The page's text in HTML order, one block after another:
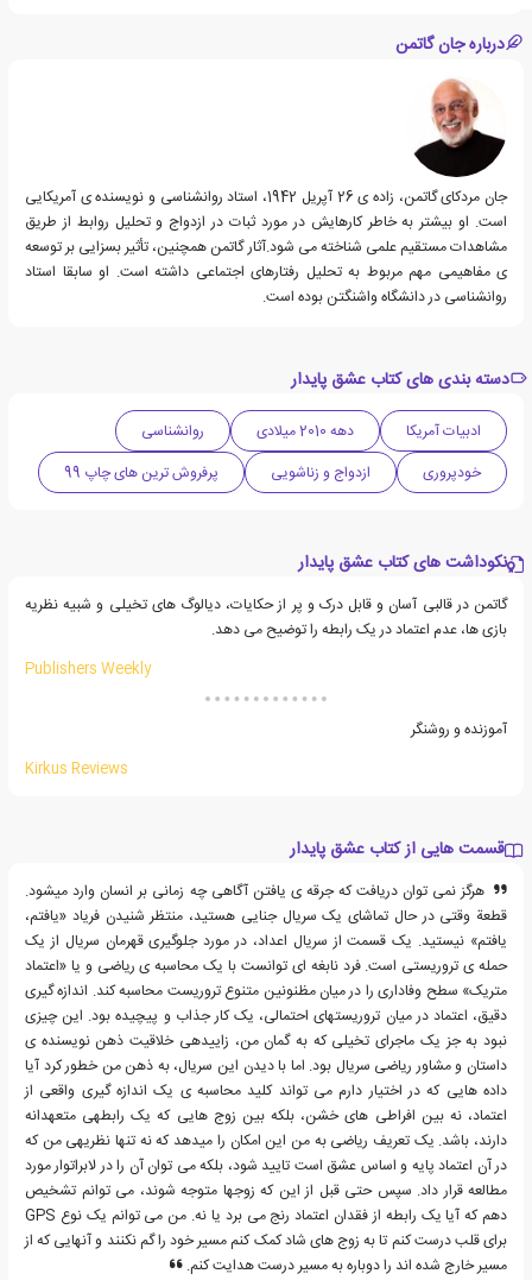
درباره جان گاتمن
جان مردکای گاتمن، زاده ی 26 آپریل 1942، استاد روانشناسی و نویسنده ی آمریکایی
است. او بیشتر به خاطر کارهایش در مورد ثبات در ازدواج و تحلیل روابط از طریق
مشاهدات مستقیم علمی شناخته می شود.آثار گاتمن همچنین، تأثیر بسزایی بر توسعه
ی مفاهیمی مهم مربوط به تحلیل رفتارهای اجتماعی داشته است. او سابقا استاد
روانشناسی در دانشگاه واشنگتن بوده است.
دسته بندی های کتاب عشق پایدار
ادبیات آمریکا دهه 2010 میلادی
روانشناسی
خودپروری
ازدواج و زناشویی پرفروش ترین های چاپ 99
نکوداشت های کتاب عشق پایدار
گاتمن در قالبی آسان و قابل درک و پر از حکایات، دیالوگ های تخیلی و شبیه نظریه
بازی ها، عدم اعتماد در یک رابطه را توضیح می دهد.
Publishers Weekly
آموزنده و روشنگر
Kirkus Reviews
قسمت هایی از کتاب عشق پایدار
هرگز نمی توان دریافت که جرقه ی یافتن آگاهی چه زمانی بر انسان وارد میشود.
قطعة وقتی در حال تماشای یک سریال جنایی هستید، منتظر شنیدن فریاد «یافتم،
یافتم» نیستید. یک قسمت از سریال اعداد، در مورد جلوگیری قهرمان سریال از یک
حمله ی تروریستی است. فرد نابغه ای توانست با یک محاسبه ی ریاضی و یا «اعتماد
متریک» سطح وفاداری را در میان مظنونین متنوع تروریست محاسبه کند. اندازه گیری
دقیق، اعتماد در میان تروریستهای احتمالی، یک کار جذاب و پیچیده بود. این چیزی
نبود به جز یک ماجرای تخیلی که به گمان من، زاییدهی خلاقیت ذهن نویسنده ی
داستان و مشاور ریاضی سریال بود. اما با دیدن این سریال، به ذهن من خطور کرد آیا
داده هایی که در اختیار دارم می تواند کلید محاسبه ی یک اندازه گیری واقعی از
اعتماد، نه بین افراطی های خشن، بلکه بین زوج هایی که یک رابطهی متعهدانه
دارند، باشد. یک تعریف ریاضی به من این امکان را میدهد که نه تنها نظریهی من که
در آن اعتماد پایه و اساس عشق است تایید شود، بلکه می توان آن را در لابراتوار مورد
مطالعه قرار داد. سپس حتی قبل از این که زوجها متوجه شوند، می توانم تشخیص
دهم که آیا یک رابطه از فقدان اعتماد رنج می برد یا نه. من می توانم یک نوع GPS
برای قلب درست کنم تا به زوج های شاد کمک کنم مسیر خود را گم نکنند و آنهایی که از
مسیر خارج شده اند را دوباره به مسیر درست هدایت کنم.